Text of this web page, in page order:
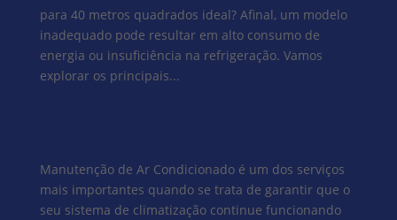
para 40 metros quadrados ideal? Afinal, um modelo
inadequado pode resultar em alto consumo de
energia ou insuficiência na refrigeração. Vamos
explorar os principais...
Manutenção de Ar Condicionado é um dos serviços
mais importantes quando se trata de garantir que o
seu sistema de climatização continue funcionando